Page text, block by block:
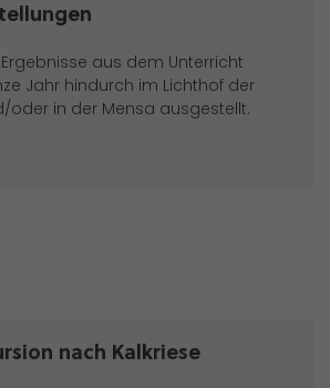
aus dem Unterricht
Jahr hindurch im Lichthof der
oder in der Mensa ausgestellt.
nach Kalkriese